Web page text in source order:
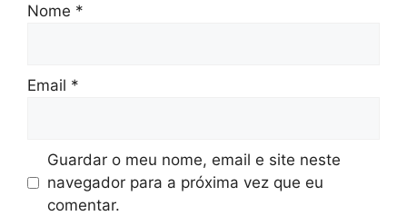
Nome *
Email *
Guardar o meu nome, email e site neste
navegador para a próxima vez que eu
comentar.